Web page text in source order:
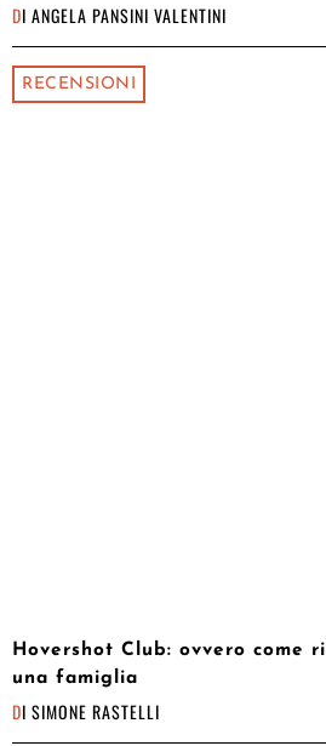
DI ANGELA PANSINI VALENTINI
RECENSIONI
Hovershot Club: ovvero come
una famiglia
DI SIMONE RASTELLI